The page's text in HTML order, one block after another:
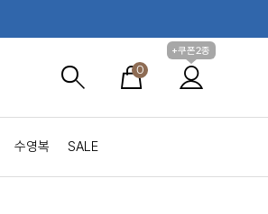
0
+쿠폰2종
수영복 SALE